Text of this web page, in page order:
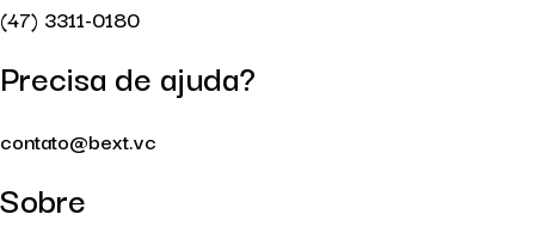
(47) 3311-0180
Precisa de ajuda?
contato@bext.vc
Sobre